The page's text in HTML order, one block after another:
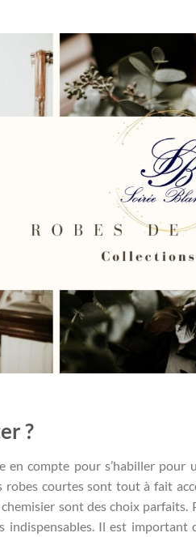
?
en compte pour s’habiller
robes courtes sont tout à fait
sont des choix parfaits.
indispensables. Il est important